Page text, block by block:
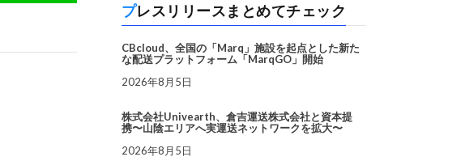
プレスリリースまとめてチェック
CBcloud、全国の「Marq」施設を起点とした新た
な配送プラットフォーム「MarqGO」開始
2026年8月5日
株式会社Univearth、倉吉運送株式会社と資本提
携〜山陰エリアへ実運送ネットワークを拡大〜
2026年8月5日